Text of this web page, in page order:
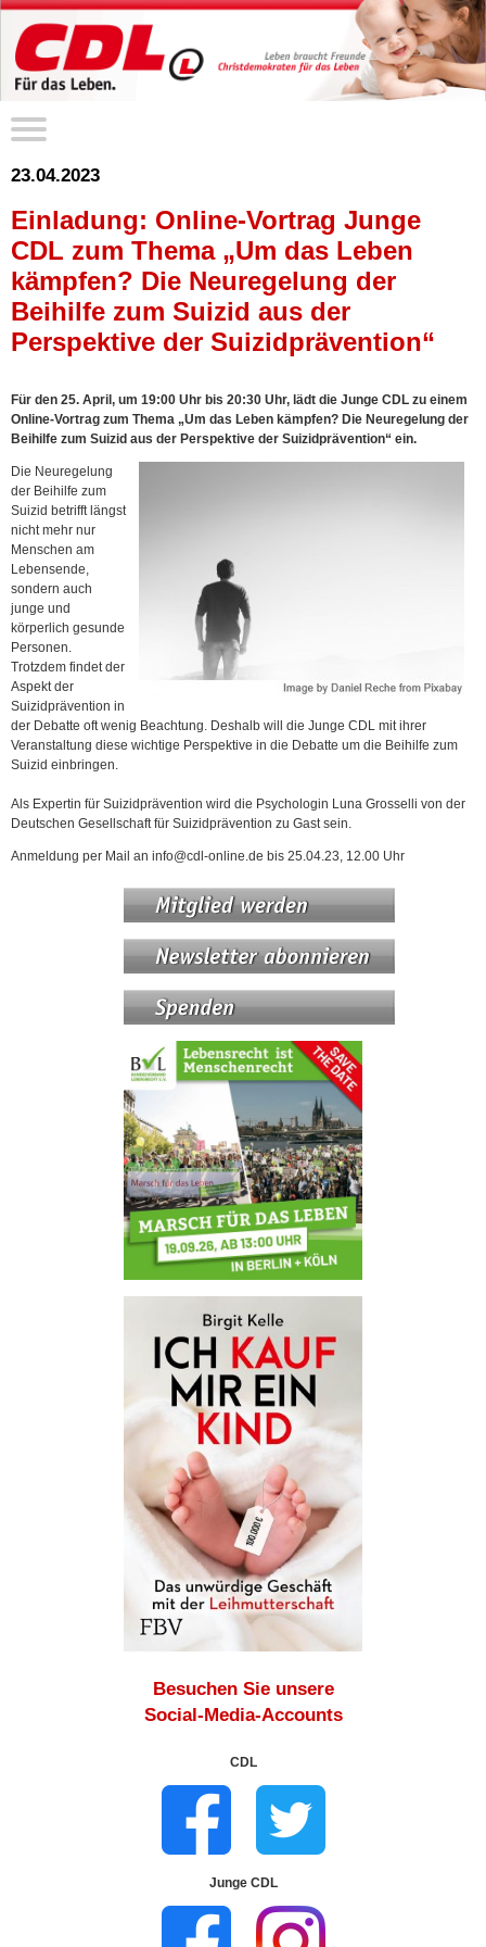
23.04.2023
Einladung: Online-Vortrag Junge
CDL zum Thema „Um das Leben
kämpfen? Die Neuregelung der
Beihilfe zum Suizid aus der
Perspektive der Suizidprävention“
Für den 25. April, um 19:00 Uhr bis 20:30 Uhr, lädt die Junge CDL zu einem
Online-Vortrag zum Thema „Um das Leben kämpfen? Die Neuregelung der
Beihilfe zum Suizid aus der Perspektive der Suizidprävention“ ein.
Die Neuregelung
der Beihilfe zum
Suizid betrifft längst
nicht mehr nur
Menschen am
Lebensende,
sondern auch
junge und
körperlich gesunde
Personen.
Trotzdem findet der
Aspekt der
Suizidprävention in
der Debatte oft wenig Beachtung. Deshalb will die Junge CDL mit ihrer
Veranstaltung diese wichtige Perspektive in die Debatte um die Beihilfe zum
Suizid einbringen.
Als Expertin für Suizidprävention wird die Psychologin Luna Grosselli von der
Deutschen Gesellschaft für Suizidprävention zu Gast sein.
Anmeldung per Mail an info@cdl-online.de bis 25.04.23, 12.00 Uhr
Besuchen Sie unsere
Social-Media-Accounts
CDL
Junge CDL